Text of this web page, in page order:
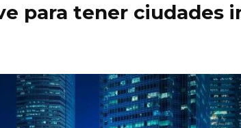
para tener ciudades